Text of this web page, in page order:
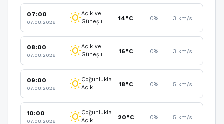
07:00
07.08.2026 wb_sunnyAçık ve
Güneşli
14°C 0% 3 km/s
08:00
07.08.2026 wb_sunnyAçık ve
Güneşli
16°C 0% 3 km/s
09:00
07.08.2026 wb_sunnyÇoğunlukla
Açık
18°C 0% 5 km/s
10:00
07.08.2026 wb_sunnyÇoğunlukla
Açık
20°C 0% 5 km/s